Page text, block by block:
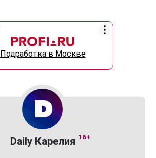
Подработка в Москве
Daily Карелия 16+